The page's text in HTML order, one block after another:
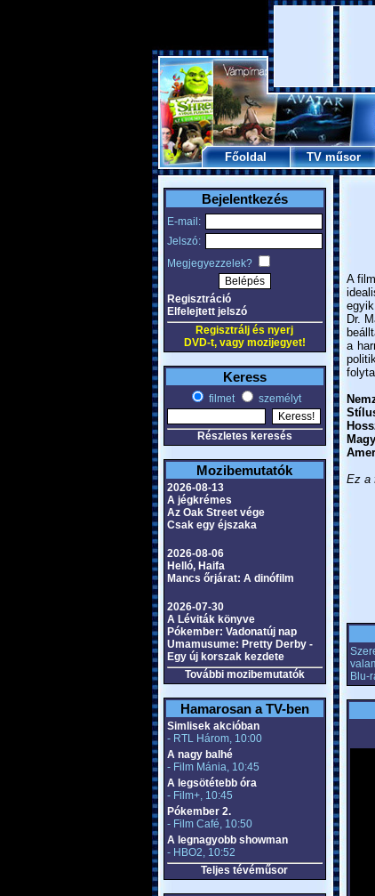
Főoldal TV műsor
Bejelentkezés
E-mail:
Jelszó:
Megjegyezzelek?
Regisztráció
Elfelejtett jelszó
Regisztrálj és nyerj
DVD-t, vagy mozijegyet!
Keress
filmet személyt
Részletes keresés
Mozibemutatók
2026-08-13
A jégkrémes
Az Oak Street vége
Csak egy éjszaka
2026-08-06
Helló, Haifa
Mancs őrjárat: A dinófilm
2026-07-30
A Léviták könyve
Pókember: Vadonatúj nap
Umamusume: Pretty Derby -
Egy új korszak kezdete
További mozibemutatók
Hamarosan a TV-ben
Simlisek akcióban
- RTL Három, 10:00
A nagy balhé
- Film Mánia, 10:45
A legsötétebb óra
- Film+, 10:45
Pókember 2.
- Film Café, 10:50
A legnagyobb showman
- HBO2, 10:52
Teljes tévéműsor
A
Dr.
a
Ez a
Blu-